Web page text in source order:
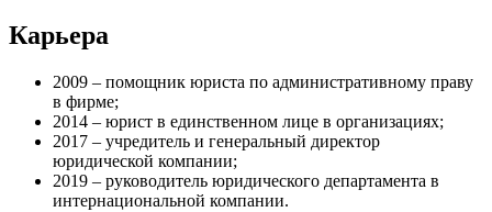
Карьера
2009 – помощник юриста по административному праву
в фирме;
2014 – юрист в единственном лице в организациях;
2017 – учредитель и генеральный директор
юридической компании;
2019 – руководитель юридического департамента в
интернациональной компании.